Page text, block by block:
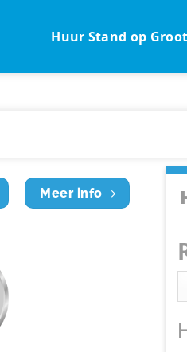
Huur Stand op
Meer info